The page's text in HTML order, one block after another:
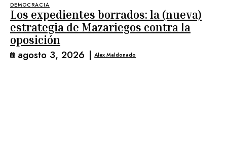
DEMOCRACIA
Los expedientes borrados: la (nueva)
estrategia de Mazariegos contra la
oposición
agosto 3, 2026 | Alex Maldonado